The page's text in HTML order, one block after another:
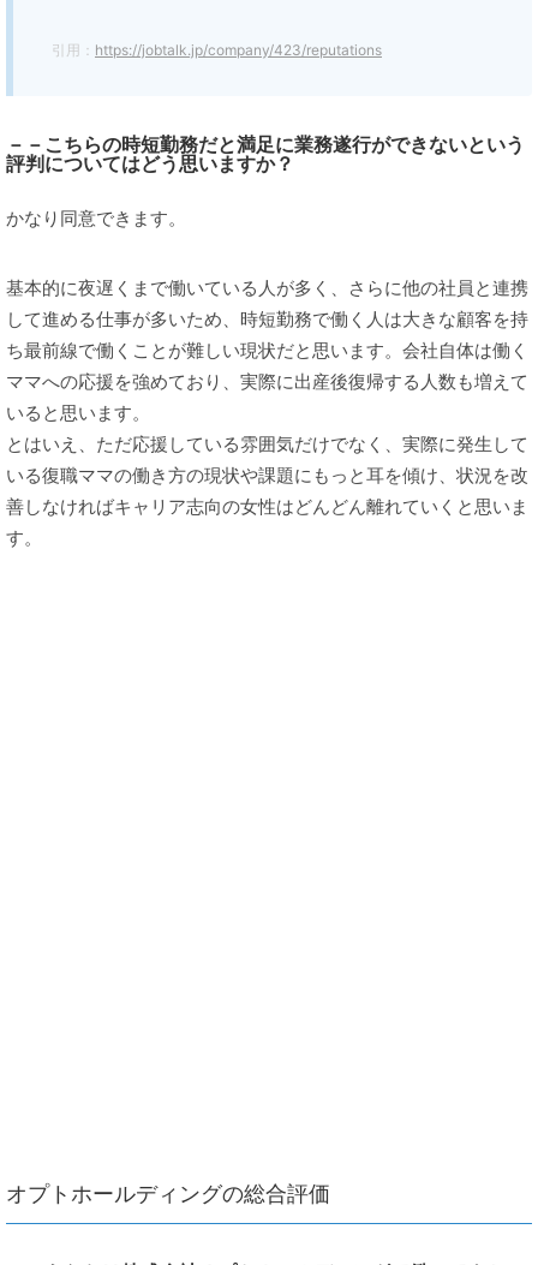
引用： https://jobtalk.jp/company/423/reputations
－－こちらの時短勤務だと満足に業務遂行ができないという
評判についてはどう思いますか？
かなり同意できます。
基本的に夜遅くまで働いている人が多く、さらに他の社員と連携
して進める仕事が多いため、時短勤務で働く人は大きな顧客を持
ち最前線で働くことが難しい現状だと思います。会社自体は働く
ママへの応援を強めており、実際に出産後復帰する人数も増えて
いると思います。
とはいえ、ただ応援している雰囲気だけでなく、実際に発生して
いる復職ママの働き方の現状や課題にもっと耳を傾け、状況を改
善しなければキャリア志向の女性はどんどん離れていくと思いま
す。
オプトホールディングの総合評価